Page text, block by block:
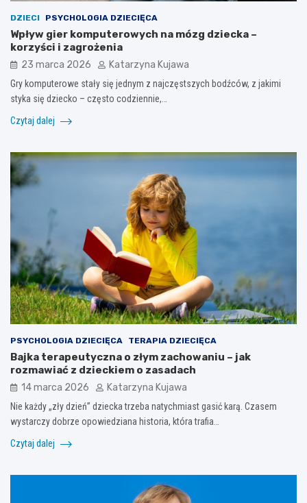
DZIECI PSYCHOLOGIA DZIECIĘCA
Wpływ gier komputerowych na mózg dziecka –
korzyści i zagrożenia
23 marca 2026 Katarzyna Kujawa
Gry komputerowe stały się jednym z najczęstszych bodźców, z jakimi
styka się dziecko – często codziennie,…
Czytaj dalej
PSYCHOLOGIA DZIECIĘCA TERAPIA DZIECIĘCA
Bajka terapeutyczna o złym zachowaniu – jak
rozmawiać z dzieckiem o zasadach
14 marca 2026 Katarzyna Kujawa
Nie każdy „zły dzień” dziecka trzeba natychmiast gasić karą. Czasem
wystarczy dobrze opowiedziana historia, która trafia…
Czytaj dalej